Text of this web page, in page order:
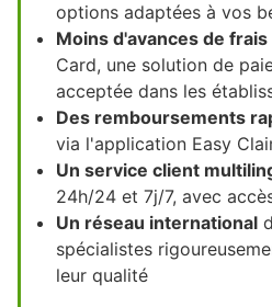
options adaptées à vos
Moins d'avances de frais
Card, une solution de
acceptée dans les
Des remboursements
via l'application Easy
Un service client
24h/24 et 7j/7, avec
Un réseau international
spécialistes
leur qualité